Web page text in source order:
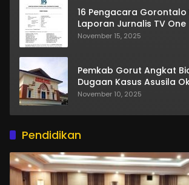
16 Pengacara Gorontalo
Laporan Jurnalis TV One
November 15, 2025
Pemkab Gorut Angkat
Dugaan Kasus Asusila
November 10, 2025
Pendidikan